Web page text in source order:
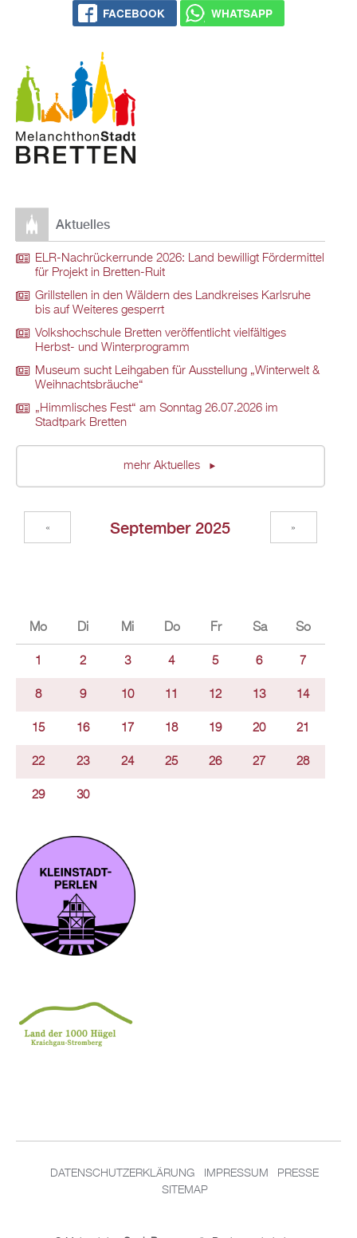
FACEBOOK WHATSAPP
Aktuelles
ELR-Nachrückerrunde 2026: Land bewilligt Fördermittel
für Projekt in Bretten-Ruit
Grillstellen in den Wäldern des Landkreises Karlsruhe
bis auf Weiteres gesperrt
Volkshochschule Bretten veröffentlicht vielfältiges
Herbst- und Winterprogramm
Museum sucht Leihgaben für Ausstellung „Winterwelt &
Weihnachtsbräuche“
„Himmlisches Fest“ am Sonntag 26.07.2026 im
Stadtpark Bretten
mehr Aktuelles
September 2025
« »
Mo Di Mi Do Fr Sa So
1 2 3 4 5 6 7
8 9 10 11 12 13 14
15 16 17 18 19 20 21
22 23 24 25 26 27 28
29 30
DATENSCHUTZERKLÄRUNG IMPRESSUM
PRESSE
SITEMAP